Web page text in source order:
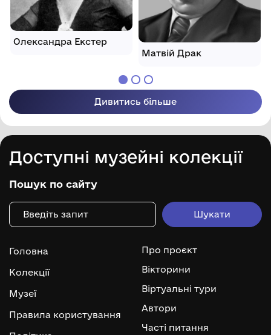
Олександра Екстер
Матвій Драк
Дивитись більше
Доступні музейні колекції
Пошук по сайту
Головна
Колекції
Музеї
Правила користування
Про проєкт
Вікторини
Віртуальні тури
Автори
Часті питання